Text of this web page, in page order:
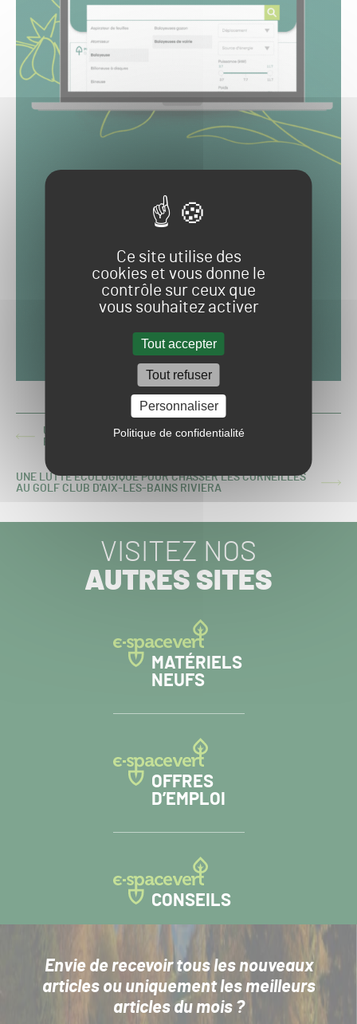
Ce site utilise des
cookies et vous donne le
contrôle sur ceux que
vous souhaitez activer
Tout accepter
Tout refuser
Personnaliser
Politique de confidentialité
ARTICLE
UNE CONSULTATION PUBLIQUE POUR L'INTERDICTION
FUTURE DES « PHYTOS » EN TERRAINS DE SPORT
ARTICLE
UNE LUTTE ÉCOLOGIQUE POUR CHASSER LES CORNEILLES
AU GOLF CLUB D'AIX-LES-BAINS RIVIERA
VISITEZ NOS
AUTRES SITES
MATÉRIELS
NEUFS
OFFRES
D’EMPLOI
CONSEILS
Envie de recevoir tous les nouveaux
articlesou uniquement les meilleurs
articles du mois ?